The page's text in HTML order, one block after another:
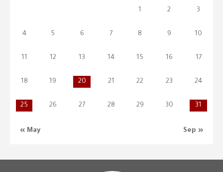
« May Sep »
1 2 3
4 5 6 7 8 9 10
11 12 13 14 15 16 17
18 19 20 21 22 23 24
25 26 27 28 29 30 31